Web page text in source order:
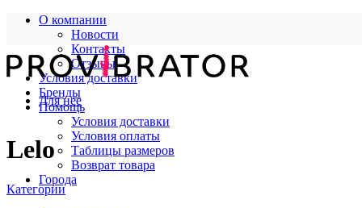
О компании
Новости
Контакты
Отзывы
Условия доставки
Бренды
Помощь
Условия доставки
Условия оплаты
Таблицы размеров
Возврат товара
Города
Для нее
Lelo
Категории